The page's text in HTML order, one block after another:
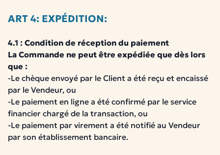
ART 4: EXPÉDITION:
4.1 : Condition de réception du paiement
La Commande ne peut être expédiée que dès lors
que :
-Le chèque envoyé par le Client a été reçu et encaissé
par le Vendeur, ou
-Le paiement en ligne a été confirmé par le service
financier chargé de la transaction, ou
-Le paiement par virement a été notifié au Vendeur
par son établissement bancaire.